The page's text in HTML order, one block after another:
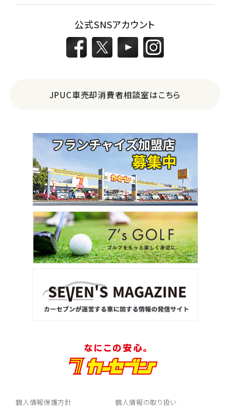
公式SNSアカウント
JPUC車売却消費者相談室はこちら
個人情報保護方針 個人情報の取り扱い